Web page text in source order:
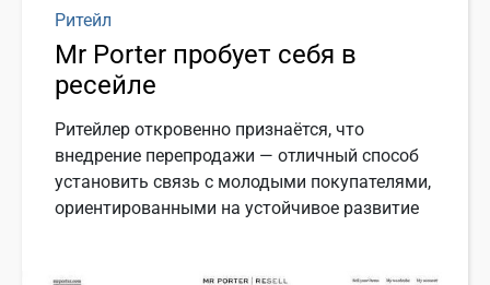
Ритейл
Mr Porter пробует себя в
ресейле
Ритейлер откровенно признаётся, что
внедрение перепродажи — отличный способ
установить связь с молодыми покупателями,
ориентированными на устойчивое развитие